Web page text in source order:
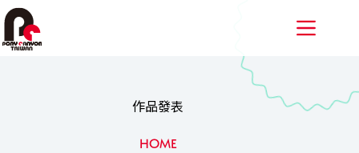
跳
至
主
作品發表
HOME